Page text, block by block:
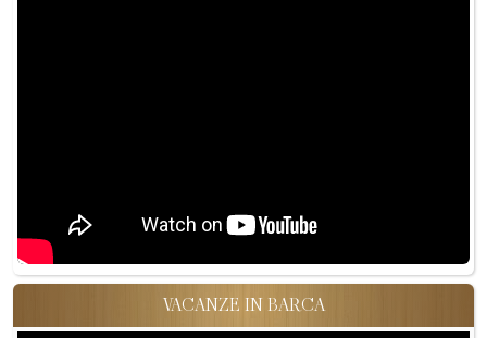
VACANZE IN BARCA